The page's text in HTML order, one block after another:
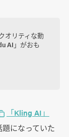
オリティな動
AI」がおも
「Kling AI」
になっていた